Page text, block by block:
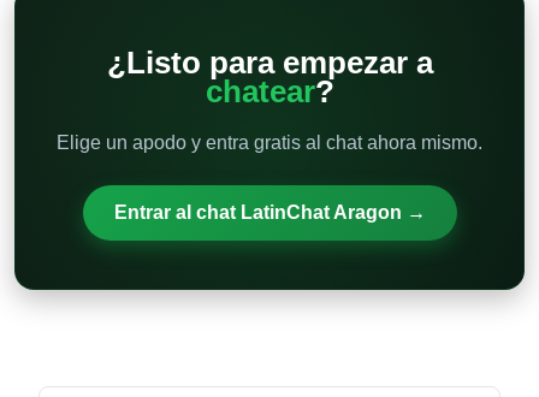
¿Listo para empezar a
chatear?
Elige un apodo y entra gratis al chat ahora mismo.
Entrar al chat LatinChat Aragon →